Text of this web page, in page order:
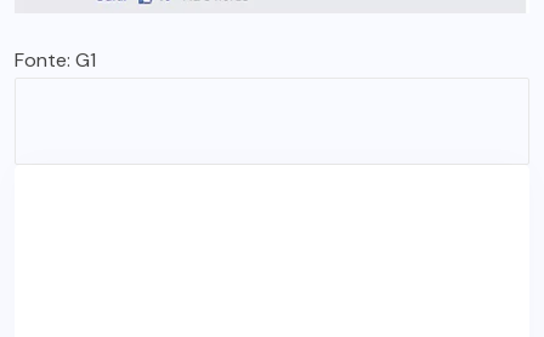
Fonte: G1